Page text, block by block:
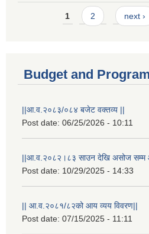
Pages1 2 next ›
Budget and
||आ.व.२०८३/०८४ बजेट वक्तव्य ||
Post date: 06/25/2026 - 10:11
||आ.व.२०८२।८३ साउन देखि असोज सम्म
Post date: 10/29/2025 - 14:33
|| आ.व.२०८१/८२को आय व्यय विवरण||
Post date: 07/15/2025 - 11:11